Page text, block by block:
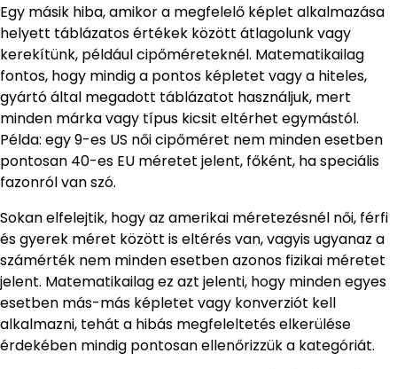
Egy másik hiba, amikor a megfelelő képlet alkalmazása
helyett táblázatos értékek között átlagolunk vagy
kerekítünk, például cipőméreteknél. Matematikailag
fontos, hogy mindig a pontos képletet vagy a hiteles,
gyártó által megadott táblázatot használjuk, mert
minden márka vagy típus kicsit eltérhet egymástól.
Példa: egy 9-es US női cipőméret nem minden esetben
pontosan 40-es EU méretet jelent, főként, ha speciális
fazonról van szó.
Sokan elfelejtik, hogy az amerikai méretezésnél női, férfi
és gyerek méret között is eltérés van, vagyis ugyanaz a
számérték nem minden esetben azonos fizikai méretet
jelent. Matematikailag ez azt jelenti, hogy minden egyes
esetben más-más képletet vagy konverziót kell
alkalmazni, tehát a hibás megfeleltetés elkerülése
érdekében mindig pontosan ellenőrizzük a kategóriát.